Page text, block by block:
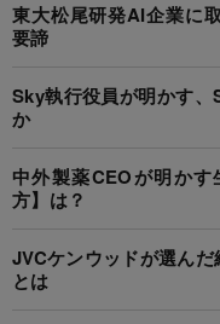
東大松尾研発AI企業に
要諦
Sky執行役員が明かす
か
中外製薬CEOが明か
方】は？
JVCケンウッドが選ん
とは